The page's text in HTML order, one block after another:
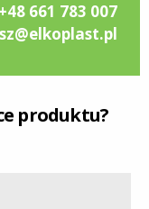
+48 661 783 007
produktu?